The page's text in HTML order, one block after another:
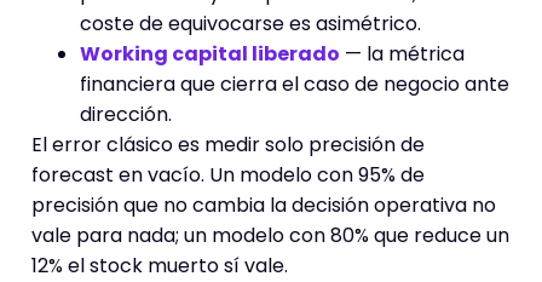
coste de equivocarse es asimétrico.
Working capital liberado — la métrica
financiera que cierra el caso de negocio ante
dirección.
El error clásico es medir solo precisión de
forecast en vacío. Un modelo con 95% de
precisión que no cambia la decisión operativa no
vale para nada; un modelo con 80% que reduce un
12% el stock muerto sí vale.